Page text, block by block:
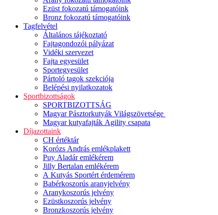
Ezüst fokozatú támogatóink
Bronz fokozatú támogatóink
Tagfelvétel
Általános tájékoztató
Fajtagondozói pályázat
Vidéki szervezet
Fajta egyesület
Sportegyesület
Pártoló tagok szekciója
Belépési nyilatkozatok
Sportbizottságok
SPORTBIZOTTSÁG
Magyar Pásztorkutyák Világszövetsége
Magyar kutyafajták Agility csapata
Díjazottaink
CH értéktár
Korózs András emlékplakett
Puy Aladár emlékérem
Jilly Bertalan emlékérem
A Kutyás Sportért érdemérem
Babérkoszorús aranyjelvény
Aranykoszorús jelvény
Ezüstkoszorús jelvény
Bronzkoszorús jelvény